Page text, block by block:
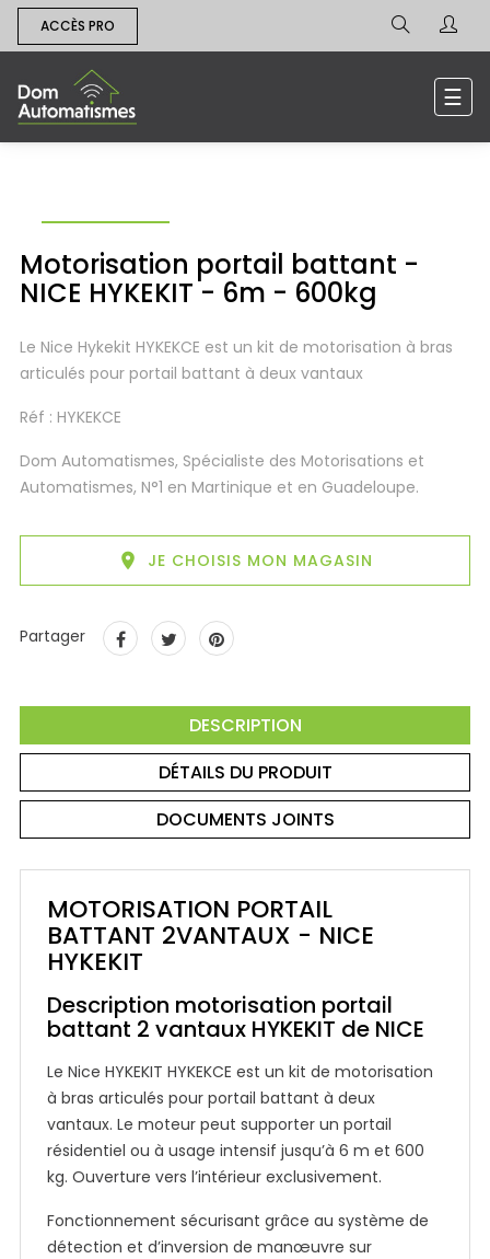
ACCÈS PRO
la
☰
Motorisation portail battant -
NICE HYKEKIT - 6m - 600kg
Le Nice Hykekit HYKEKCE est un kit de motorisation à bras
articulés pour portail battant à deux vantaux
Réf : HYKEKCE
Dom Automatismes, Spécialiste des Motorisations et
Automatismes, N°1 en Martinique et en Guadeloupe.
 JE CHOISIS MON MAGASIN
Partager
DESCRIPTION
DÉTAILS DU PRODUIT
DOCUMENTS JOINTS
MOTORISATION PORTAIL
BATTANT 2VANTAUX - NICE
HYKEKIT
Description motorisation portail
battant 2 vantaux HYKEKIT de NICE
Le Nice HYKEKIT HYKEKCE est un kit de motorisation
à bras articulés pour portail battant à deux
vantaux. Le moteur peut supporter un portail
résidentiel ou à usage intensif jusqu’à 6 m et 600
kg. Ouverture vers l’intérieur exclusivement.
Fonctionnement sécurisant grâce au système de
détection et d’inversion de manœuvre sur